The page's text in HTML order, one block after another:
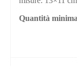
Quantità